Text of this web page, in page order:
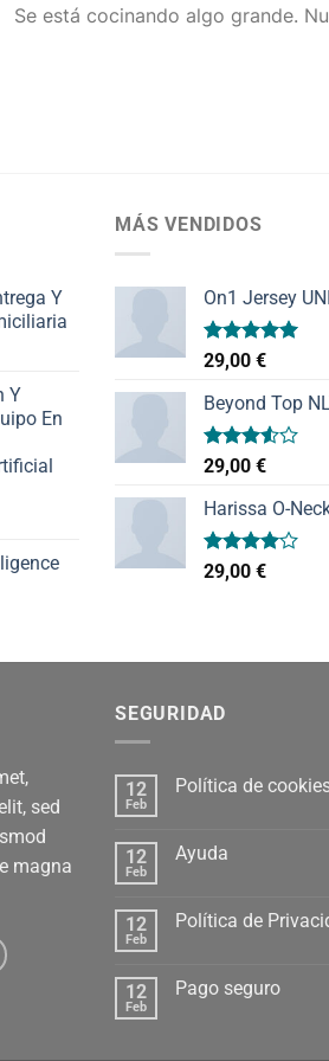
Se está cocinando algo grande.
Y
Y
En
MÁS VENDIDOS
On1 Jersey
Valorado
con
de 5
29,00 €
Beyond Top
Valorado
con
3.50de
5
29,00 €
Harissa O-
Valorado
con
29,00 €
sed
magna
SEGURIDAD
12
Feb
Política de
12
Feb
Ayuda
12
Feb
Política de
12
Feb
Pago seguro